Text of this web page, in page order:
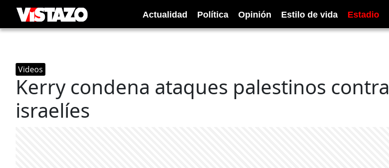
Actualidad Política Opinión Estilo de vida Estadio
Videos
Kerry condena ataques palestinos contra
israelíes